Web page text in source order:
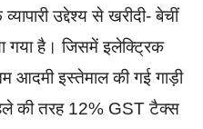
उद्देश्य से खरीदी- बेचीं
गया है। जिसमें इलेक्ट्रिक
आदमी इस्तेमाल की गई गाड़ी
की तरह 12% GST टैक्स